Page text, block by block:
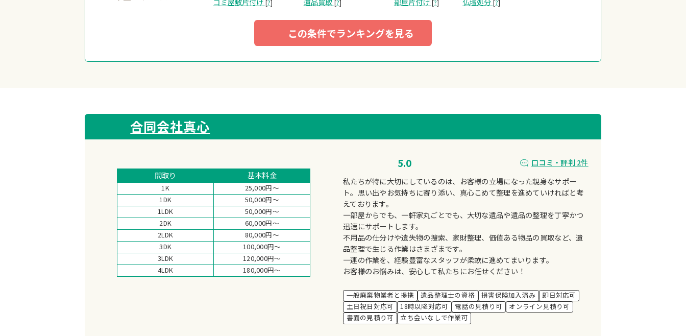
[?] [?] [?] [?]
この条件でランキングを見る
合同会社真心
間取り 基本料金
1K
25,000円～
1DK
50,000円～
1LDK
50,000円～
2DK
60,000円～
2LDK
80,000円～
3DK
100,000円～
3LDK
120,000円～
4LDK
180,000円～
5.0
口コミ・評判 2件
私たちが特に大切にしているのは、お客様の立場になった親身なサポー
ト。思い出やお気持ちに寄り添い、真心こめて整理を進めていければと考
えております。
一部屋からでも、一軒家丸ごとでも、大切な遺品や遺品の整理を丁寧かつ
迅速にサポートします。
不用品の仕分けや遺失物の捜索、家財整理、価値ある物品の買取など、遺
品整理で生じる作業はさまざまです。
一連の作業を、経験豊富なスタッフが柔軟に進めてまいります。
お客様のお悩みは、安心して私たちにお任せください！
一般廃棄物業者と提携 遺品整理士の資格 損害保険加入済み
即日対応可
土日祝日対応可
18時以降対応可 電話の見積り可
オンライン見積り可
書面の見積り可
立ち会いなしで作業可